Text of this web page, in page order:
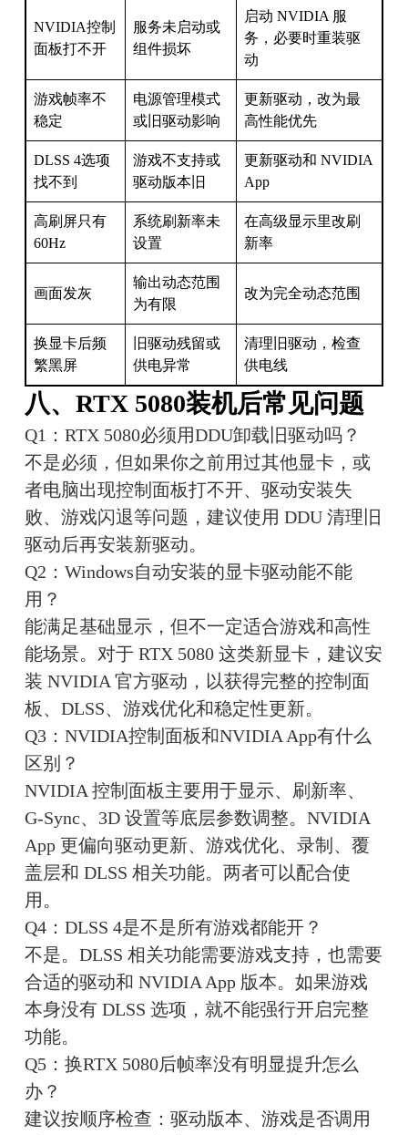
NVIDIA控制
面板打不开
服务未启动或
组件损坏
启动 NVIDIA 服
务，必要时重装驱
动
游戏帧率不
稳定
电源管理模式
或旧驱动影响
更新驱动，改为最
高性能优先
DLSS 4选项
找不到
游戏不支持或
驱动版本旧
更新驱动和 NVIDIA
App
高刷屏只有
60Hz
系统刷新率未
设置
在高级显示里改刷
新率
画面发灰
输出动态范围
为有限
改为完全动态范围
换显卡后频
繁黑屏
旧驱动残留或
供电异常
清理旧驱动，检查
供电线
八、RTX 5080装机后常见问题
Q1：RTX 5080必须用DDU卸载旧驱动吗？
不是必须，但如果你之前用过其他显卡，或
者电脑出现控制面板打不开、驱动安装失
败、游戏闪退等问题，建议使用 DDU 清理旧
驱动后再安装新驱动。
Q2：Windows自动安装的显卡驱动能不能
用？
能满足基础显示，但不一定适合游戏和高性
能场景。对于 RTX 5080 这类新显卡，建议安
装 NVIDIA 官方驱动，以获得完整的控制面
板、DLSS、游戏优化和稳定性更新。
Q3：NVIDIA控制面板和NVIDIA App有什么
区别？
NVIDIA 控制面板主要用于显示、刷新率、
G-Sync、3D 设置等底层参数调整。NVIDIA
App 更偏向驱动更新、游戏优化、录制、覆
盖层和 DLSS 相关功能。两者可以配合使
用。
Q4：DLSS 4是不是所有游戏都能开？
不是。DLSS 相关功能需要游戏支持，也需要
合适的驱动和 NVIDIA App 版本。如果游戏
本身没有 DLSS 选项，就不能强行开启完整
功能。
Q5：换RTX 5080后帧率没有明显提升怎么
办？
建议按顺序检查：驱动版本、游戏是否调用